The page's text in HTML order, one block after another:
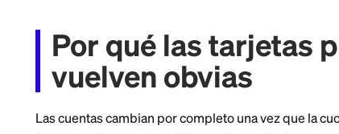
que ya tienen su banca con USAA.
Navy Federal More Rewards American
cuota de una cooperativa de crédito